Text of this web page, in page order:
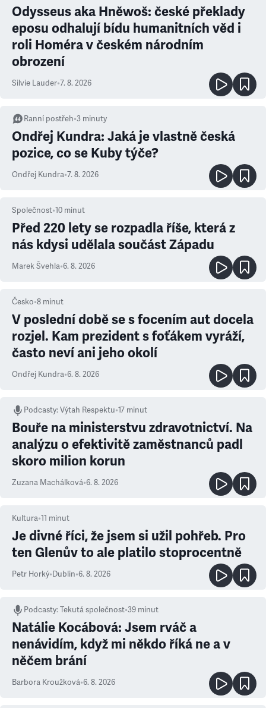
Odysseus aka Hněwoš: české překlady
eposu odhalují bídu humanitních věd i
roli Homéra v českém národním
obrození
Silvie Lauder•7. 8. 2026
Ranní postřeh•3 minuty
Ondřej Kundra: Jaká je vlastně česká
pozice, co se Kuby týče?
Ondřej Kundra•7. 8. 2026
Společnost•10 minut
Před 220 lety se rozpadla říše, která z
nás kdysi udělala součást Západu
Marek Švehla•6. 8. 2026
Česko•8 minut
V poslední době se s focením aut docela
rozjel. Kam prezident s foťákem vyráží,
často neví ani jeho okolí
Ondřej Kundra•6. 8. 2026
Podcasty:Výtah Respektu•17 minut
Bouře na ministerstvu zdravotnictví. Na
analýzu o efektivitě zaměstnanců padl
skoro milion korun
Zuzana Machálková•6. 8. 2026
Kultura•11 minut
Je divné říci, že jsem si užil pohřeb. Pro
ten Glenův to ale platilo stoprocentně
Petr Horký•Dublin•6. 8. 2026
Podcasty:Tekutá společnost•39 minut
Natálie Kocábová: Jsem rváč a
nenávidím, když mi někdo říká ne a v
něčem brání
Barbora Kroužková•6. 8. 2026